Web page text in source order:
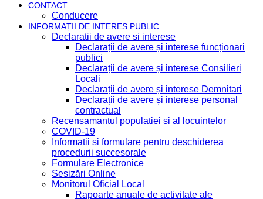
CONTACT
Conducere
INFORMAȚII DE INTERES PUBLIC
Declaratii de avere si interese
Declarații de avere și interese funcționari
publici
Declarații de avere și interese Consilieri
Locali
Declarații de avere și interese Demnitari
Declarații de avere și interese personal
contractual
Recensamantul populatiei si al locuintelor
COVID-19
Informatii si formulare pentru deschiderea
procedurii succesorale
Formulare Electronice
Sesizări Online
Monitorul Oficial Local
Rapoarte anuale de activitate ale